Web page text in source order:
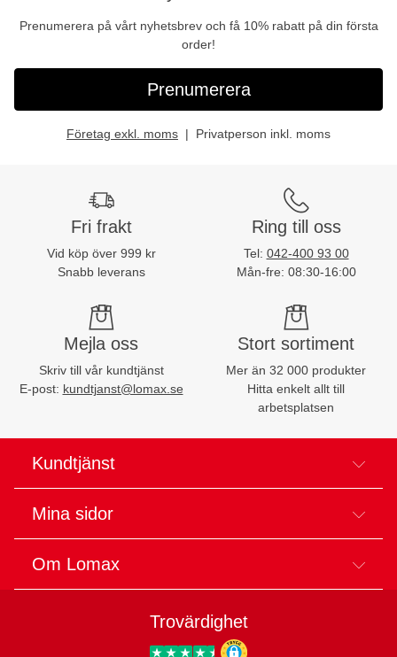
Prenumerera på vårt nyhetsbrev och få 10% rabatt på din första
order!
Prenumerera
Företag exkl. moms Privatperson inkl. moms
Fri frakt
Vid köp över 999 kr
Snabb leverans
Ring till oss
Tel: 042-400 93 00
Mån-fre: 08:30-16:00
Mejla oss
Skriv till vår kundtjänst
E-post: kundtjanst@lomax.se
Stort sortiment
Mer än 32 000 produkter
Hitta enkelt allt till
arbetsplatsen
Kundtjänst
Mina sidor
Om Lomax
Trovärdighet